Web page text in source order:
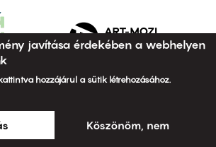
javítása érdekében a webhelyen
hozzájárul a sütik létrehozásához.
Köszönöm, nem